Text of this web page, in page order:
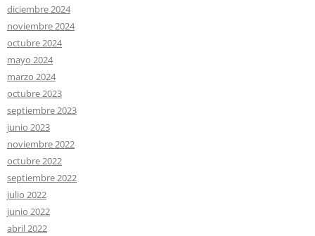
diciembre 2024
noviembre 2024
octubre 2024
mayo 2024
marzo 2024
octubre 2023
septiembre 2023
junio 2023
noviembre 2022
octubre 2022
septiembre 2022
julio 2022
junio 2022
abril 2022